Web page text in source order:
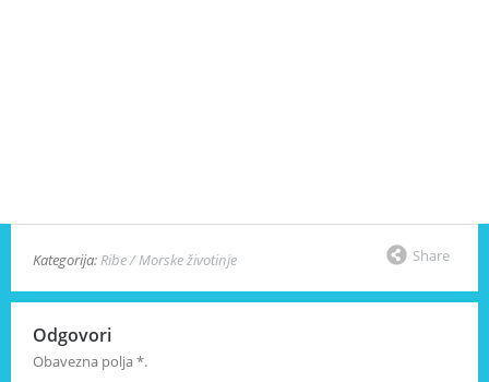
Kategorija: Ribe / Morske životinje Share
Odgovori
Obavezna polja*.